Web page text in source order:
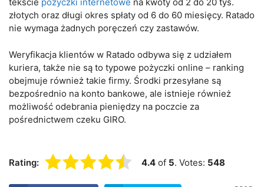
tekście pożyczki internetowe na kwoty od 2 do 20 tys.
złotych oraz długi okres spłaty od 6 do 60 miesięcy. Ratado
nie wymaga żadnych poręczeń czy zastawów.
Weryfikacja klientów w Ratado odbywa się z udziałem
kuriera, także nie są to typowe pożyczki online – ranking
obejmuje również takie firmy. Środki przesyłane są
bezpośrednio na konto bankowe, ale istnieje również
możliwość odebrania pieniędzy na poczcie za
pośrednictwem czeku GIRO.
Rating: 4.4 of 5. Votes: 548